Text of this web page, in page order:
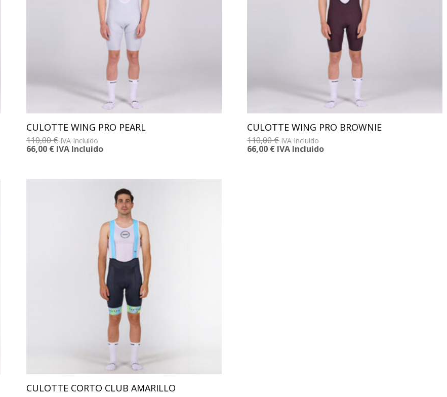
CULOTTE WING PRO PEARL
110,00€ IVA Incluido
66,00 € IVA Incluido
CULOTTE WING PRO BROWNIE
110,00€ IVA Incluido
66,00 € IVA Incluido
CULOTTE CORTO CLUB AMARILLO